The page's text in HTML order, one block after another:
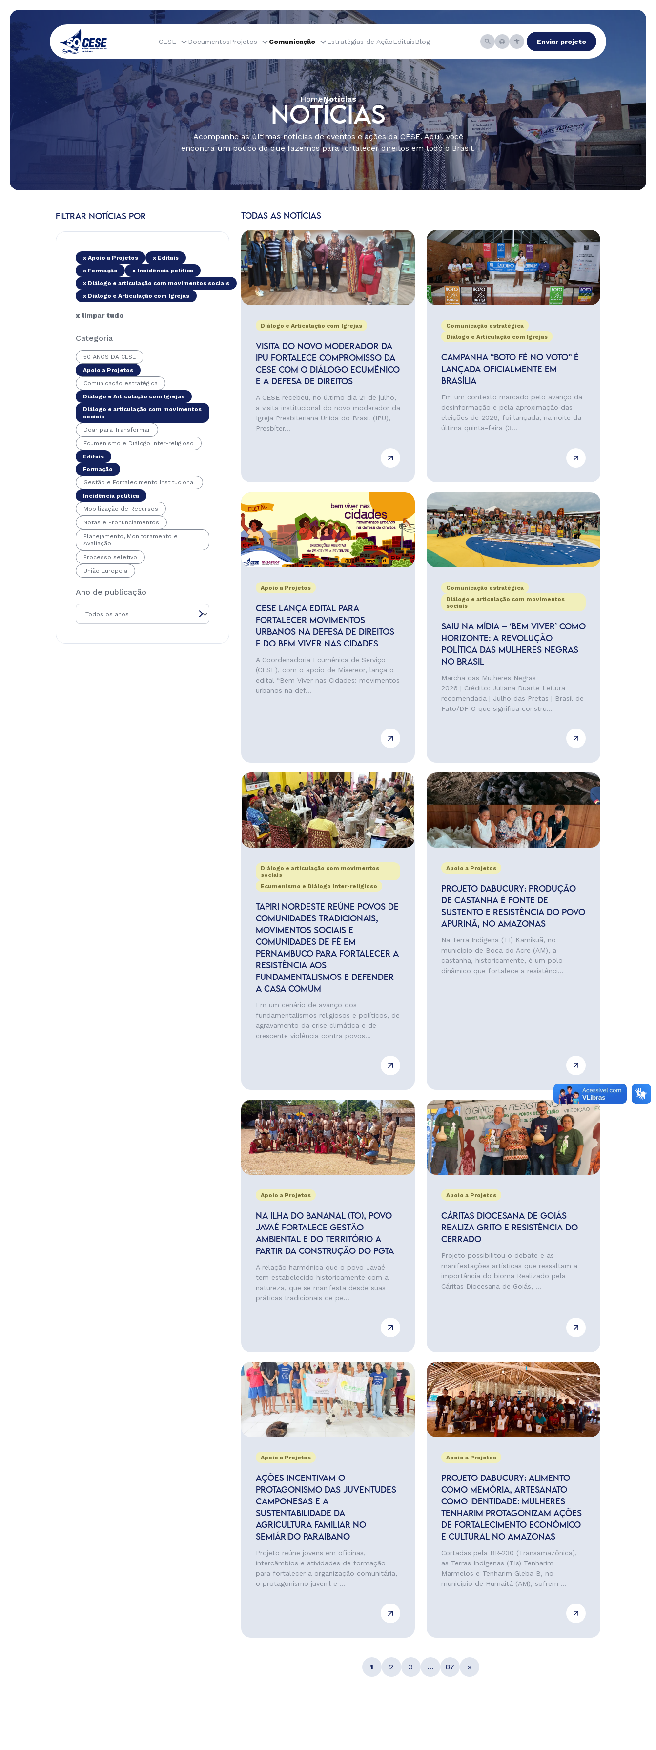
CESE DocumentosProjetos Comunicação Estratégias de AçãoEditaisBlog Enviar projeto
HomeNotícias
NOTÍCIAS
Acompanhe as últimas notícias de eventos e ações da CESE. Aqui, você
encontra um pouco do que fazemos para fortalecer direitos em todo o Brasil.
FILTRAR NOTÍCIAS POR
x Apoio a Projetos
x Editais
x Formação
x Incidência política
x Diálogo e articulação com movimentos sociais
x Diálogo e Articulação com Igrejas
x limpar tudo
Categoria
50 ANOS DA CESE
Apoio a Projetos
Comunicação estratégica
Diálogo e Articulação com Igrejas
Diálogo e articulação com movimentos
sociais
Doar para Transformar
Ecumenismo e Diálogo Inter-religioso
Editais
Formação
Gestão e Fortalecimento Institucional
Incidência política
Mobilização de Recursos
Notas e Pronunciamentos
Planejamento, Monitoramento e
Avaliação
Processo seletivo
União Europeia
Ano de publicação
TODAS AS NOTÍCIAS
Diálogo e Articulação com Igrejas
VISITA DO NOVO MODERADOR DA
IPU FORTALECE COMPROMISSO DA
CESE COM O DIÁLOGO ECUMÊNICO
E A DEFESA DE DIREITOS
A CESE recebeu, no último dia 21 de julho,
a visita institucional do novo moderador da
Igreja Presbiteriana Unida do Brasil (IPU),
Presbíter...
Comunicação estratégica
Diálogo e Articulação com Igrejas
CAMPANHA “BOTO FÉ NO VOTO” É
LANÇADA OFICIALMENTE EM
BRASÍLIA
Em um contexto marcado pelo avanço da
desinformação e pela aproximação das
eleições de 2026, foi lançada, na noite da
última quinta-feira (3...
Apoio a Projetos
CESE LANÇA EDITAL PARA
FORTALECER MOVIMENTOS
URBANOS NA DEFESA DE DIREITOS
E DO BEM VIVER NAS CIDADES
A Coordenadoria Ecumênica de Serviço
(CESE), com o apoio de Misereor, lança o
edital “Bem Viver nas Cidades: movimentos
urbanos na def...
Comunicação estratégica
Diálogo e articulação com movimentos
sociais
SAIU NA MÍDIA – ‘BEM VIVER’ COMO
HORIZONTE: A REVOLUÇÃO
POLÍTICA DAS MULHERES NEGRAS
NO BRASIL
Marcha das Mulheres Negras
2026 | Crédito: Juliana Duarte Leitura
recomendada | Julho das Pretas | Brasil de
Fato/DF O que significa constru...
Diálogo e articulação com movimentos
sociais
Ecumenismo e Diálogo Inter-religioso
TAPIRI NORDESTE REÚNE POVOS DE
COMUNIDADES TRADICIONAIS,
MOVIMENTOS SOCIAIS E
COMUNIDADES DE FÉ EM
PERNAMBUCO PARA FORTALECER A
RESISTÊNCIA AOS
FUNDAMENTALISMOS E DEFENDER
A CASA COMUM
Em um cenário de avanço dos
fundamentalismos religiosos e políticos, de
agravamento da crise climática e de
crescente violência contra povos...
Apoio a Projetos
PROJETO DABUCURY: PRODUÇÃO
DE CASTANHA É FONTE DE
SUSTENTO E RESISTÊNCIA DO POVO
APURINÃ, NO AMAZONAS
Na Terra Indígena (TI) Kamikuã, no
município de Boca do Acre (AM), a
castanha, historicamente, é um polo
dinâmico que fortalece a resistênci...
Apoio a Projetos
NA ILHA DO BANANAL (TO), POVO
JAVAÉ FORTALECE GESTÃO
AMBIENTAL E DO TERRITÓRIO A
PARTIR DA CONSTRUÇÃO DO PGTA
A relação harmônica que o povo Javaé
tem estabelecido historicamente com a
natureza, que se manifesta desde suas
práticas tradicionais de pe...
Apoio a Projetos
CÁRITAS DIOCESANA DE GOIÁS
REALIZA GRITO E RESISTÊNCIA DO
CERRADO
Projeto possibilitou o debate e as
manifestações artísticas que ressaltam a
importância do bioma Realizado pela
Cáritas Diocesana de Goiás, ...
Apoio a Projetos
AÇÕES INCENTIVAM O
PROTAGONISMO DAS JUVENTUDES
CAMPONESAS E A
SUSTENTABILIDADE DA
AGRICULTURA FAMILIAR NO
SEMIÁRIDO PARAIBANO
Projeto reúne jovens em oficinas,
intercâmbios e atividades de formação
para fortalecer a organização comunitária,
o protagonismo juvenil e ...
Apoio a Projetos
PROJETO DABUCURY: ALIMENTO
COMO MEMÓRIA, ARTESANATO
COMO IDENTIDADE: MULHERES
TENHARIM PROTAGONIZAM AÇÕES
DE FORTALECIMENTO ECONÔMICO
E CULTURAL NO AMAZONAS
Cortadas pela BR-230 (Transamazônica),
as Terras Indígenas (TIs) Tenharim
Marmelos e Tenharim Gleba B, no
município de Humaitá (AM), sofrem ...
1 2 3 … 87 »